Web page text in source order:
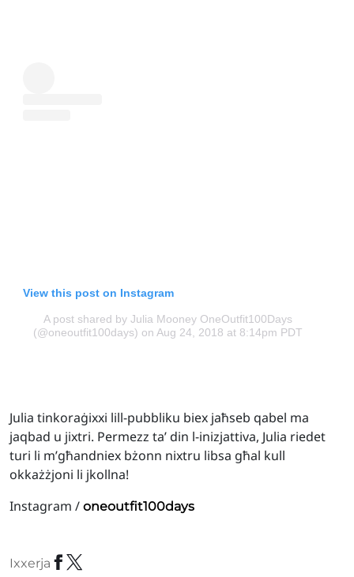
View this post on Instagram
A post shared by Julia Mooney OneOutfit100Days
(@oneoutfit100days) on Aug 24, 2018 at 8:14pm PDT
Julia tinkoraġixxi lill-pubbliku biex jaħseb qabel ma
jaqbad u jixtri. Permezz ta’ din l-inizjattiva, Julia riedet
turi li m’għandniex bżonn nixtru libsa għal kull
okkażżjoni li jkollna!
Instagram / oneoutfit100days
Ixxerja